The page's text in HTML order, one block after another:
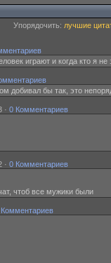
Упорядочить: лучшие
играют и когда кто я
добивал бы так, это
· 0 Комментариев
· 0 Комментариев
чтоб все мужики были